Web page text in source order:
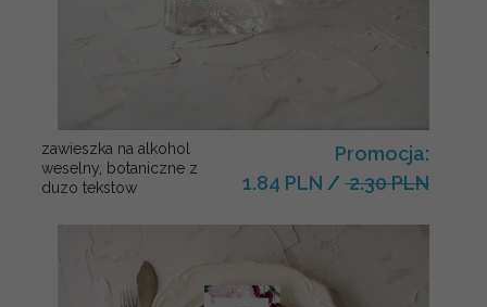
zawieszka na alkohol
weselny, botaniczne z
duzo tekstow
Promocja:
1.84 PLN / 2.30 PLN